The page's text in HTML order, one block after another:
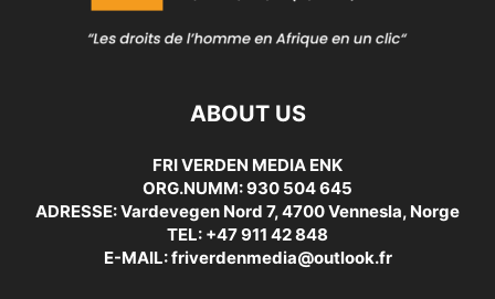
ABOUT US
FRI VERDEN MEDIA ENK
ORG.NUMM: 930 504 645
ADRESSE: Vardevegen Nord 7, 4700 Vennesla, Norge
TEL: +47 911 42 848
E-MAIL: friverdenmedia@outlook.fr